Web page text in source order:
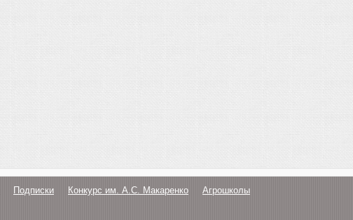
Подписки Конкурс им. А.С. Макаренко Агрошколы